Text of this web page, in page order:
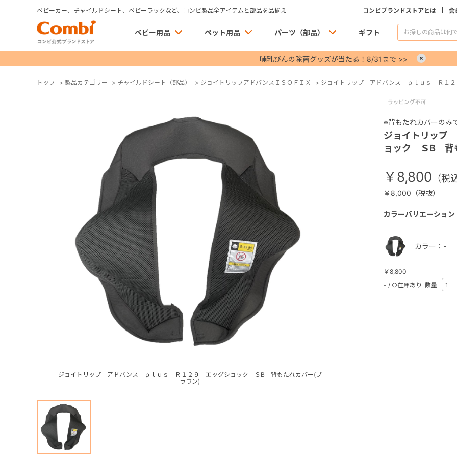
ベビーカー、チャイルドシート、ベビーラックなど、コンビ製品全アイテムと部品を品揃え コンビブランドストアとは 会
ベビー用品 ペット用品 パーツ（部品） ギフト
哺乳びんの除菌グッズが当たる！8/31まで >>
トップ > 製品カテゴリー > チャイルドシート（部品） > ジョイトリップアドバンスＩＳＯＦＩＸ > ジョイトリップ アドバンス ｐｌｕｓ Ｒ１
ジョイトリップ アドバンス ｐｌｕｓ Ｒ１２９ エッグショック ＳB 背もたれカバー(ブ
ラウン)
※背もたれカバーのみ
ジョイトリッ
ョック ＳB 背
￥8,800
￥8,000（税抜）
カラーバリエーション
カラー：-
￥8,800
- / ○在庫あり 数量